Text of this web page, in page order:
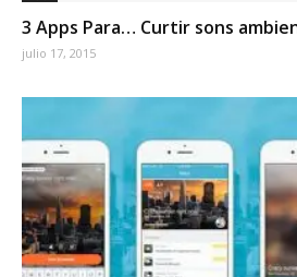
3 Apps Para… Curtir sons
julio 17, 2015